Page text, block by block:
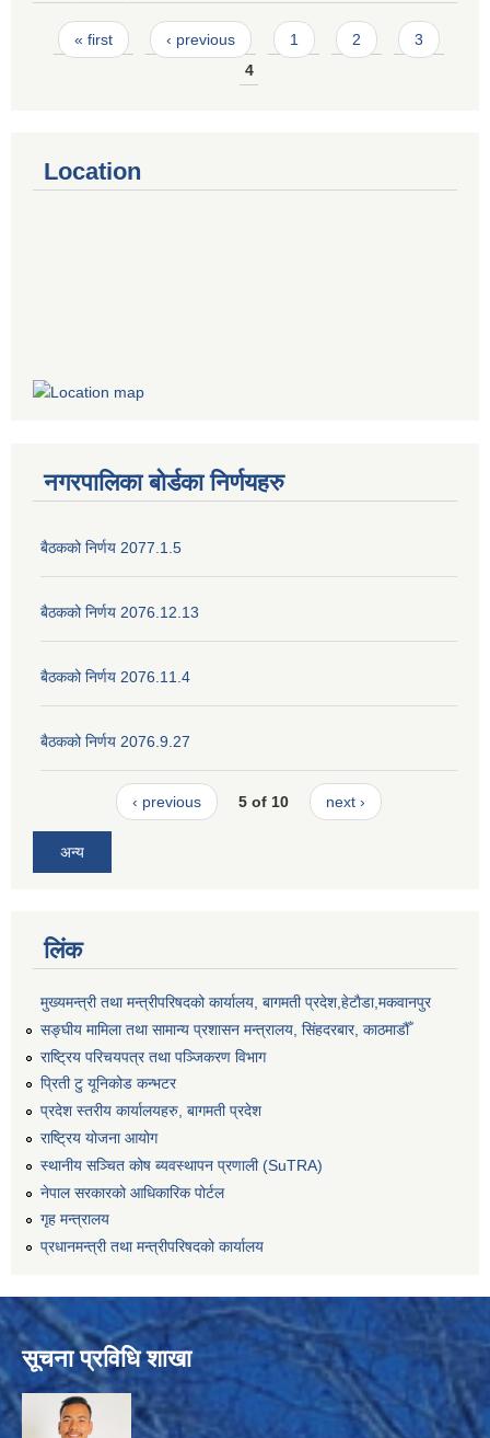
Pages
« first ‹ previous 1 2
3
4
Location
नगरपालिका बोर्डका निर्णयहरु
बैठकको निर्णय 2077.1.5
बैठकको निर्णय 2076.12.13
बैठकको निर्णय 2076.11.4
बैठकको निर्णय 2076.9.27
‹ previous 5 of 10 next ›
अन्य
लिंक
मुख्यमन्त्री तथा मन्त्रीपरिषदको कार्यालय, बागमती प्रदेश,हेटाैडा,मकवानपुर
सङ्‍घीय मामिला तथा सामान्य प्रशासन मन्त्रालय, सिंहदरबार, काठमाडौँ
राष्ट्रिय परिचयपत्र तथा पञ्जिकरण विभाग
प्रिती टु यूनिकोड कन्भटर
प्रदेश स्तरीय कार्यालयहरु, बागमती प्रदेश
राष्ट्रिय योजना आयोग
स्थानीय सञ्चित कोष ब्यवस्थापन प्रणाली (SuTRA)
नेपाल सरकारको आधिकारिक पोर्टल
गृह मन्त्रालय
प्रधानमन्त्री तथा मन्त्रीपरिषदको कार्यालय
सूचना प्रविधि शाखा